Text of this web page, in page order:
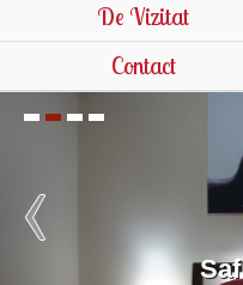
De Vizitat
Contact